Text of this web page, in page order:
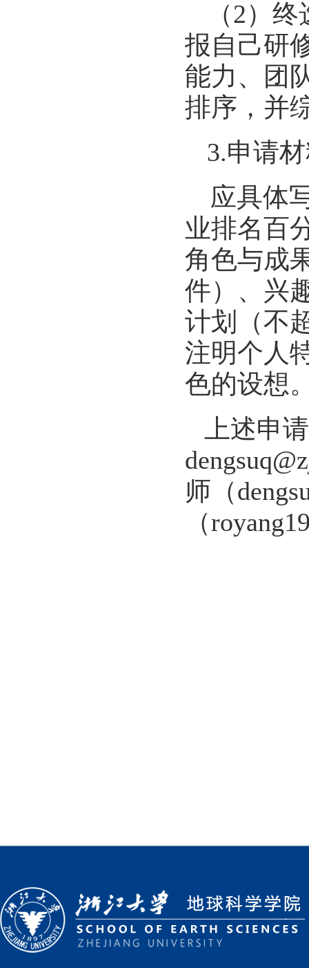
（2）终
报自己研
能力、团
排序，并
3.申请
应具体
业排名百
角色与成
件）、兴
计划（不
注明个人
色的设想
上述申请
师（
（